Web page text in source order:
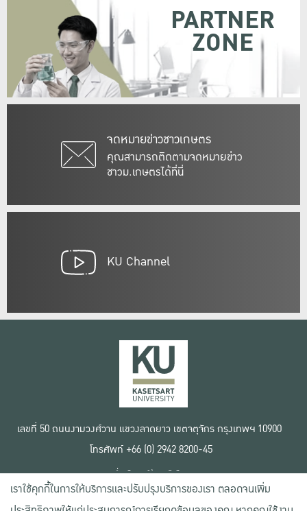
จดหมายข่าวชาวเกษตร
คุณสามารถติดตามจดหมายข่าว
ชาวม.เกษตรได้ที่นี่
PARTNER
ZONE
KU Channel
เลขที่ 50 ถนนงามวงศ์วาน แขวงลาดยาว เขตจตุจักร กรุงเทพฯ 10900
โทรศัพท์ +66 (0) 2942 8200-45
เงื่อนไขการใช้งานเว็บไซต์
ข้อตกลงด้านสิทธิ์ใช้งาน
นโยบายความเป็นส่วนตัว
เราใช้คุกกี้ในการให้บริการและปรับปรุงบริการของเรา ตลอดจนเพิ่ม